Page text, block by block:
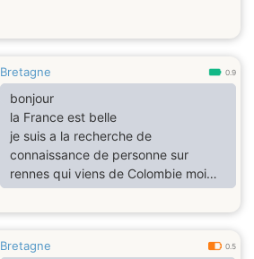
Bretagne 0.9
bonjour
la France est belle
je suis a la recherche de
connaissance de personne sur
rennes qui viens de Colombie moi
même qui est aller en Colombie au
mois de février car j 'aime son
n’hésiter pas a me contacter je suis
Bretagne 0.5